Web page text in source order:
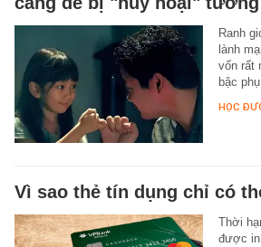
Ranh
lành
vốn rất
bậc
HỌC
Vì sao thẻ tín dụng chỉ có
Thời
được